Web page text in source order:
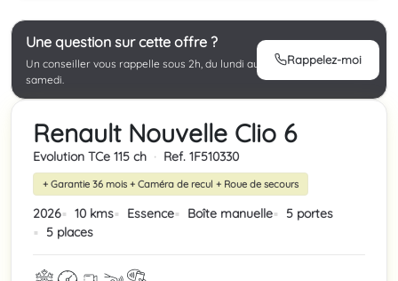
Une question sur cette offre ?
Un conseiller vous rappelle sous 2h, du lundi au
samedi.
Rappelez-moi
Renault Nouvelle Clio 6
Evolution TCe 115 ch · Ref. 1F510330
+ Garantie 36 mois + Caméra de recul + Roue de secours
2026 10 kms Essence Boîte manuelle
5 portes
5 places